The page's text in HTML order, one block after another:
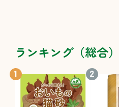
ランキング（総合）
1 2